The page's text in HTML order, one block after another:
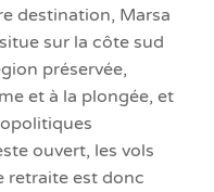
destination, Marsa
sur la côte sud
préservée,
et à la plongée, et
ouvert, les vols
retraite est donc